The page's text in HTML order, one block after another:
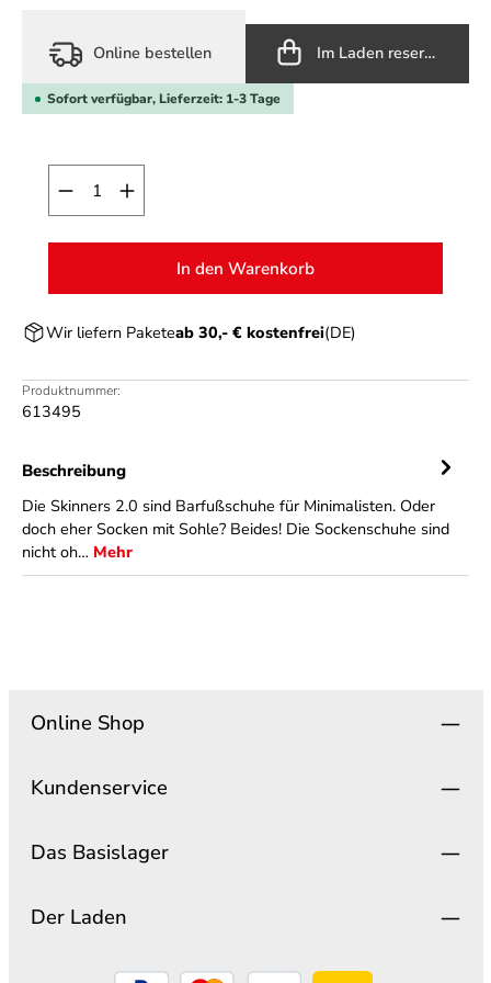
Online bestellen Im Laden reservieren
Sofort verfügbar, Lieferzeit: 1-3 Tage
Produkt Anzahl: Gib den gewünschten Wert
In den Warenkorb
Wir liefern Paketeab 30,- € kostenfrei(DE)
Produktnummer:
613495
Beschreibung
Die Skinners 2.0 sind Barfußschuhe für Minimalisten. Oder
doch eher Socken mit Sohle? Beides! Die Sockenschuhe sind
nicht oh… Mehr
Online Shop
Kundenservice
Das Basislager
Der Laden